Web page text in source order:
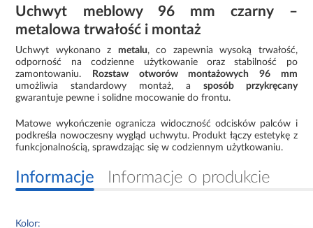
Uchwyt meblowy 96 mm czarny –
metalowa trwałość i montaż
Uchwyt wykonano z metalu, co zapewnia wysoką trwałość,
odporność na codzienne użytkowanie oraz stabilność po
zamontowaniu.
Rozstaw otworów montażowych 96 mm
umożliwia standardowy montaż, a sposób przykręcany
gwarantuje pewne i solidne mocowanie do frontu.
Matowe wykończenie ogranicza widoczność odcisków palców i
podkreśla nowoczesny wygląd uchwytu. Produkt łączy estetykę z
funkcjonalnością, sprawdzając się w codziennym użytkowaniu.
Informacje Informacje o produkcie
Kolor: